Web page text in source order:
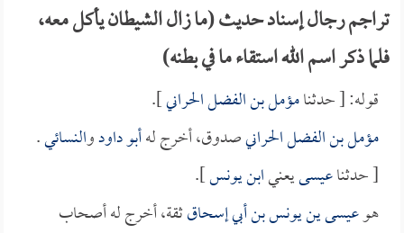
تراجم رجال إسناد حديث (ما زال الشيطان يأكل معه،
فلما ذكر اسم الله استقاء ما في بطنه)
قوله: [ حدثنامؤمل بن الفضل الحراني].
مؤمل بن الفضل الحرانيصدوق، أخرج لهأبو داودوالنسائي.
[ حدثناعيسىيعنيابن يونس].
هوعيسى ين يونس بن أبي إسحاقثقة، أخرج له أصحاب